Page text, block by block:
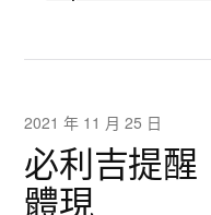
2021 年 11 月 25 日
必利吉提醒
體現